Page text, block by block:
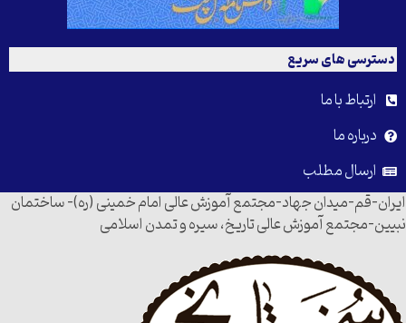
دسترسی های سریع
ارتباط با ما
درباره ما
ارسال مطلب
ایران-قم-میدان جهاد-مجتمع آموزش عالی امام خمینی (ره)- ساختمان
نبیین-مجتمع آموزش عالی تاریخ، سیره و تمدن اسلامی